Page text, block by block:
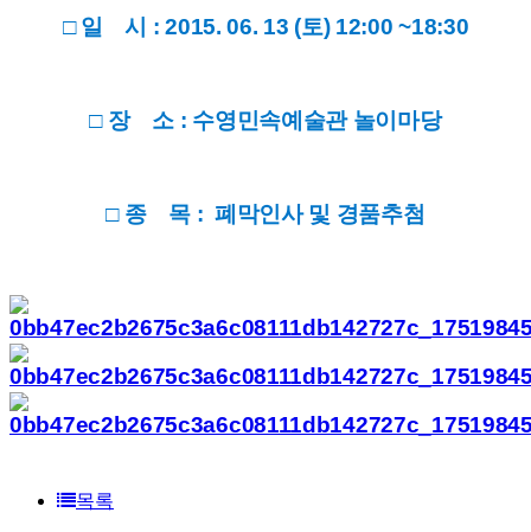
□ 일 시 : 2015. 06. 13 (토) 12:00 ~18:30
□ 장 소 : 수영민속예술관 놀이마당
□ 종 목 : 폐막인사 및 경품추첨
목록